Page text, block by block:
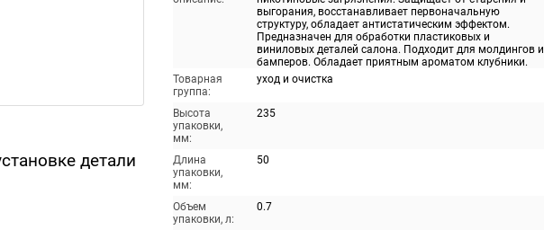
детали
выгорания, восстанавливает первоначальную
структуру, обладает антистатическим эффектом.
Предназначен для обработки пластиковых и
виниловых деталей салона. Подходит для молдингов и
бамперов. Обладает приятным ароматом клубники.
Товарная
группа:
уход и очистка
Высота
упаковки,
мм:
235
Длина
упаковки,
мм:
50
Объем
упаковки, л:
0.7